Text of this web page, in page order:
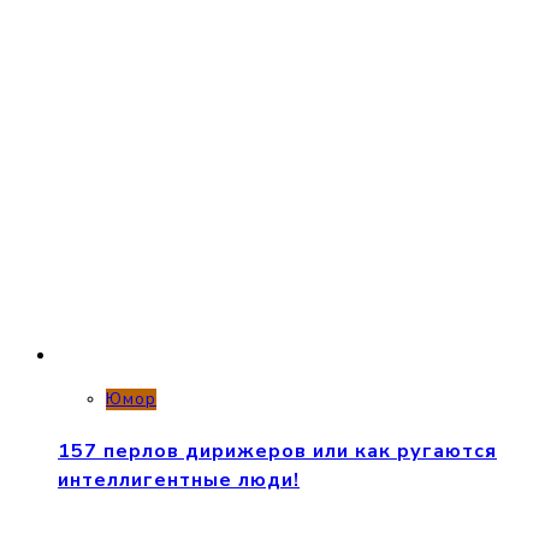
Юмор
157 перлов дирижеров или как ругаются
интеллигентные люди!